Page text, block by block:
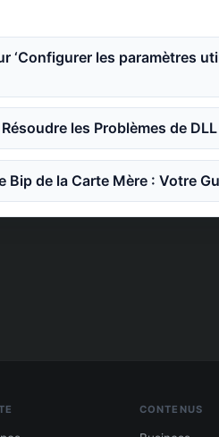
‘Configurer les paramètres
les Problèmes de
Bip de la Carte Mère : Votre
CONTENUS